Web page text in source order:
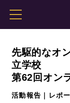
先駆的なオ
立学校
第62回オン
活動報告｜レポ